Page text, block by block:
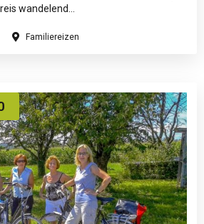
wandelend...
Familiereizen